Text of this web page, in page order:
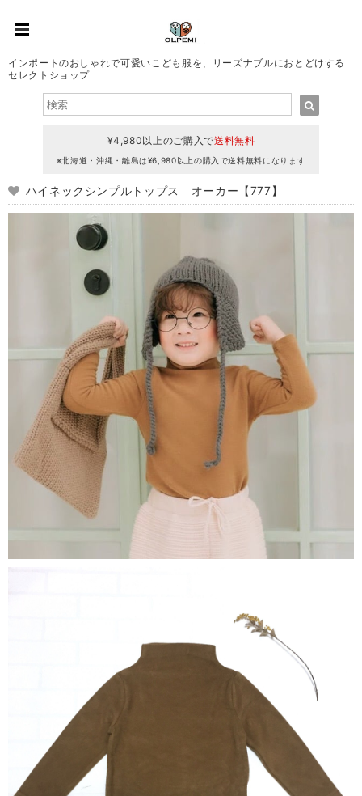
インポートのおしゃれで可愛いこども服を、リーズナブルにおとどけする
セレクトショップ
¥4,980以上のご購入で送料無料
※北海道・沖縄・離島は¥6,980以上の購入で送料無料になります
ハイネックシンプルトップス オーカー【777】